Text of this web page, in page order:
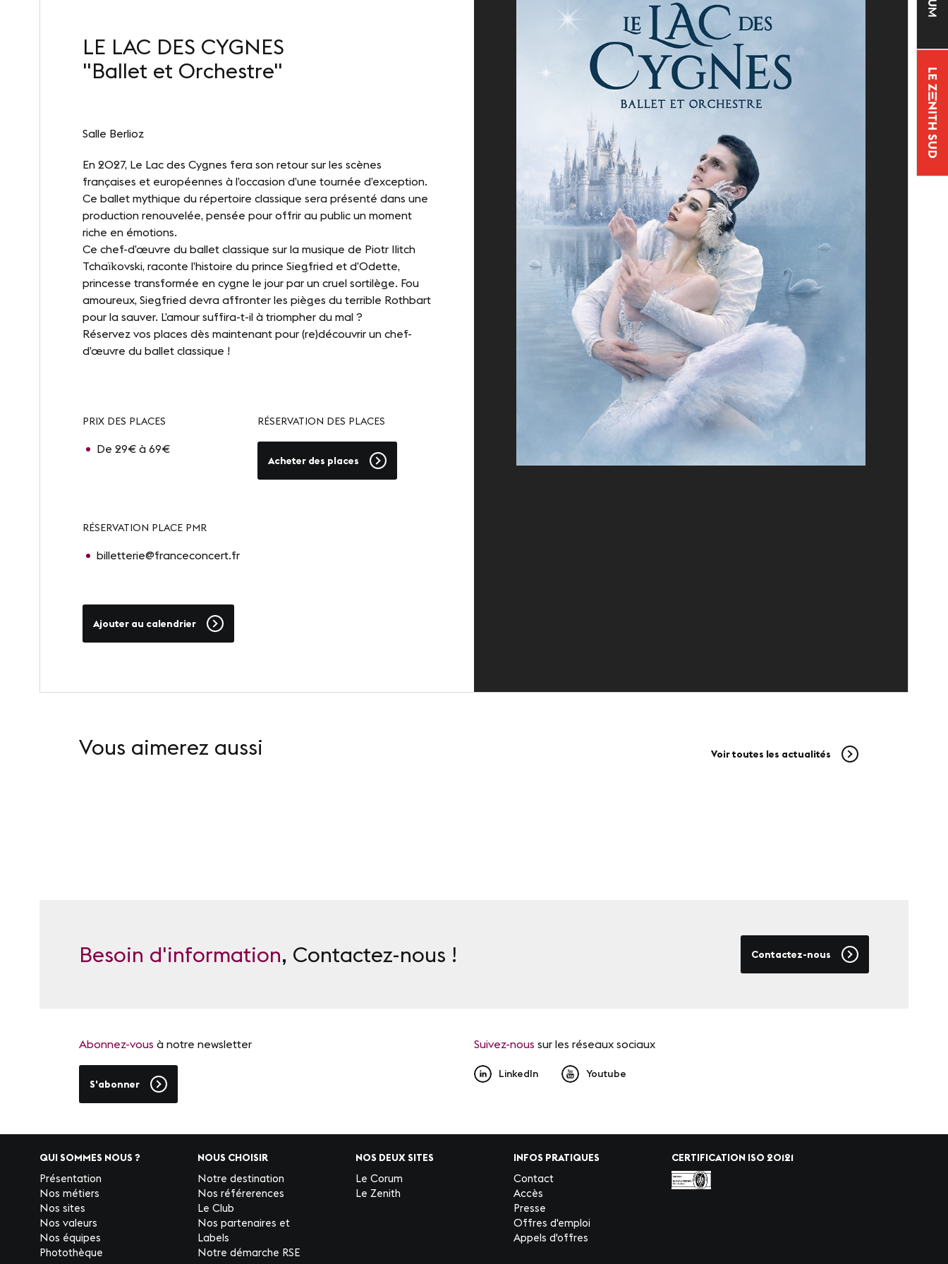
Contact
Accès
LE LAC DES CYGNES
"Ballet et Orchestre"
Salle Berlioz
En 2027, Le Lac des Cygnes fera son retour sur les scènes
françaises et européennes à l’occasion d’une tournée d’exception.
Ce ballet mythique du répertoire classique sera présenté dans une
production renouvelée, pensée pour offrir au public un moment
riche en émotions.
Ce chef-d’œuvre du ballet classique sur la musique de Piotr Ilitch
Tchaïkovski, raconte l’histoire du prince Siegfried et d’Odette,
princesse transformée en cygne le jour par un cruel sortilège. Fou
amoureux, Siegfried devra affronter les pièges du terrible Rothbart
pour la sauver. L’amour suffira-t-il à triompher du mal ?
Réservez vos places dès maintenant pour (re)découvrir un chef-
d’œuvre du ballet classique !
PRIX DES PLACES
De 29€ à 69€
RÉSERVATION DES PLACES
Acheter des places
RÉSERVATION PLACE PMR
billetterie@franceconcert.fr
Ajouter au calendrier
Vous aimerez aussi Voir toutes les actualités
Besoin d'information, Contactez-nous ! Contactez-nous
Abonnez-vous à notre newsletter
S'abonner
Suivez-nous sur les réseaux sociaux
LinkedIn Youtube
QUI SOMMES NOUS ?
Présentation
Nos métiers
Nos sites
Nos valeurs
Nos équipes
Photothèque
NOUS CHOISIR
Notre destination
Nos référerences
Le Club
Nos partenaires et
Labels
Notre démarche RSE
NOS DEUX SITES
Le Corum
Le Zenith
INFOS PRATIQUES
Contact
Accès
Presse
Offres d'emploi
Appels d'offres
CERTIFICATION ISO 20121